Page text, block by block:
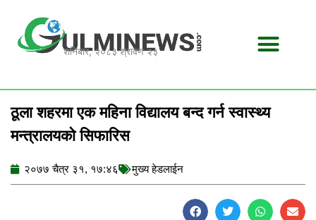
content
शनिबार, २०८३ श्रावण २३
ठूला शहरमा एक महिना विद्यालय बन्द गर्न स्वास्थ्य
मन्त्रालयको सिफारिस
२०७७ चैत्र ३१, १७:४६ मुख्य हेडलाईन